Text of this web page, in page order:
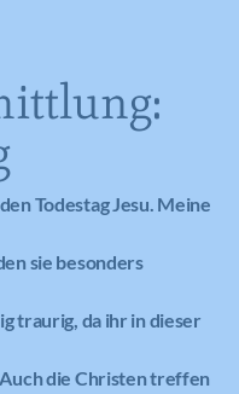
Todestag Jesu. Meine
sie besonders
traurig, da ihr in dieser
die Christen treffen